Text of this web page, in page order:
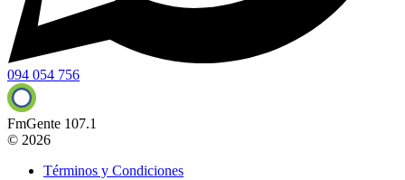
094 054 756
FmGente 107.1
© 2026
Términos y Condiciones